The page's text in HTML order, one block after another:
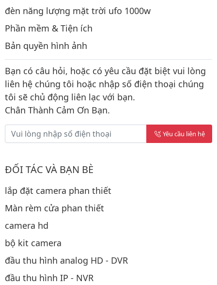
đèn năng lượng mặt trời ufo 1000w
Phần mềm & Tiện ích
Bản quyền hình ảnh
Bạn có câu hỏi, hoặc có yêu cầu đặt biệt vui lòng
liên hệ chúng tôi hoặc nhập số điện thoại chúng
tôi sẽ chủ động liên lạc với bạn.
Chân Thành Cảm Ơn Bạn.
Yêu cầu liên hệ
ĐỐI TÁC VÀ BẠN BÈ
lắp đặt camera phan thiết
Màn rèm cửa phan thiết
camera hd
bộ kit camera
đầu thu hình analog HD - DVR
đầu thu hình IP - NVR